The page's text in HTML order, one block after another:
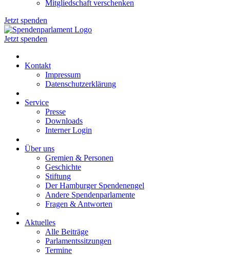
Mitgliedschaft verschenken
Jetzt spenden
Jetzt spenden
Kontakt
Impressum
Datenschutzerklärung
Service
Presse
Downloads
Interner Login
Über uns
Gremien & Personen
Geschichte
Stiftung
Der Hamburger Spendenengel
Andere Spendenparlamente
Fragen & Antworten
Aktuelles
Alle Beiträge
Parlamentssitzungen
Termine